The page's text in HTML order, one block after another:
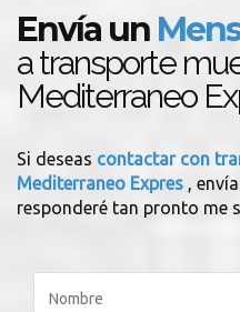
Envía un
a transporte
Mediterraneo
Si deseas contactar con
Mediterraneo Expres ,
responderé tan pronto me